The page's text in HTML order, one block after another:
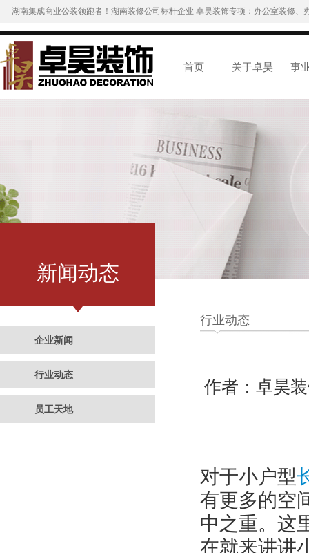
湖南集成商业公装领跑者！湖南装修公司标杆企业 卓昊装饰专项：办公室装修
首页 关于卓昊 事
新闻动态
企业新闻
行业动态
员工天地
行业动态
作者：卓昊
对于小户型
有更多的空
中之重。这
在就来讲讲